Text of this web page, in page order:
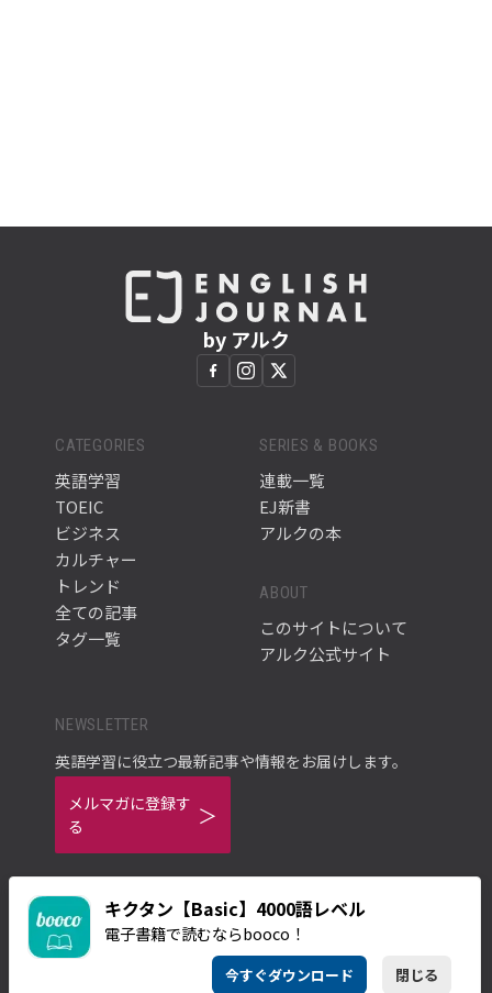
キクタン【Basic】4000語レベル
電子書籍で読むならbooco！
今すぐダウンロード 閉じる
by アルク
CATEGORIES
英語学習
TOEIC
ビジネス
カルチャー
トレンド
全ての記事
タグ一覧
SERIES & BOOKS
連載一覧
EJ新書
アルクの本
ABOUT
このサイトについて
アルク公式サイト
NEWSLETTER
英語学習に役立つ最新記事や情報をお届けします。
メルマガに登録す
る
ご利用規約
プライバシーポリシー